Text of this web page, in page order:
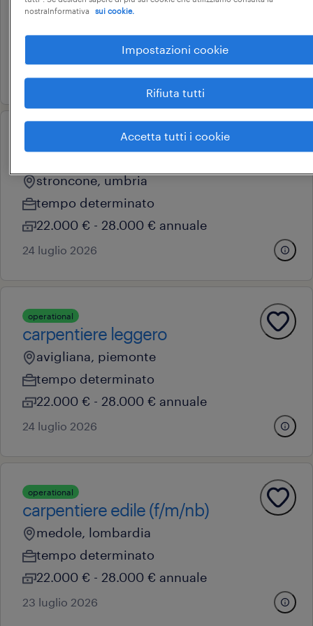
la spezia, liguria
15.000 € - 18.000 € annuale
carpentiere
stroncone, umbria
tempo determinato
22.000 € - 28.000 € annuale
24 luglio 2026
operational
carpentiere leggero
avigliana, piemonte
tempo determinato
22.000 € - 28.000 € annuale
24 luglio 2026
operational
carpentiere edile (f/m/nb)
medole, lombardia
tempo determinato
22.000 € - 28.000 € annuale
23 luglio 2026
nostraInformativa
sui cookie.
Impostazioni cookie
Rifiuta tutti
Accetta tutti i cookie